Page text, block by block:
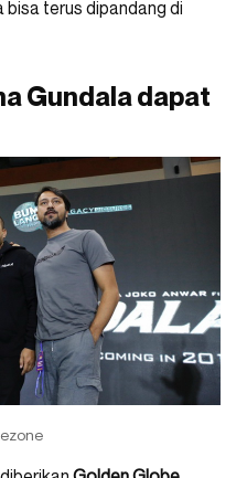
bisa terus dipandang di
Gundala dapat